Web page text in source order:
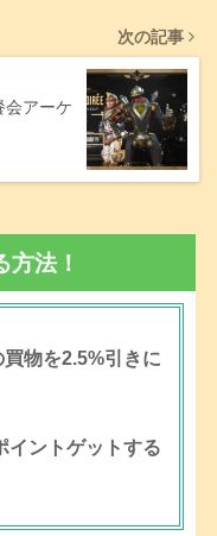
次の記事
会アーケ
法！
物を2.5%引きに
イントゲットする